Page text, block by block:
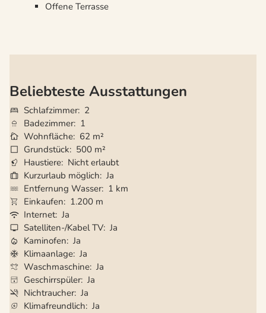
Offene Terrasse
Beliebteste Ausstattungen
Schlafzimmer 2
Badezimmer 1
Wohnfläche 62 m²
Grundstück
500 m²
Haustiere Nicht erlaubt
Kurzurlaub möglich Ja
Entfernung Wasser 1 km
Einkaufen
1.200 m
Internet Ja
Satelliten-/Kabel TV Ja
Kaminofen Ja
Klimaanlage Ja
Waschmaschine Ja
Geschirrspüler Ja
Nichtraucher Ja
Klimafreundlich Ja